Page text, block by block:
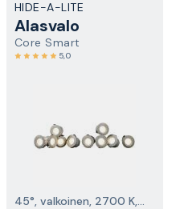
HIDE-A-LITE
Alasvalo
Core Smart
5,0
45°, valkoinen, 2700 K, 60 lm, 10 kpl